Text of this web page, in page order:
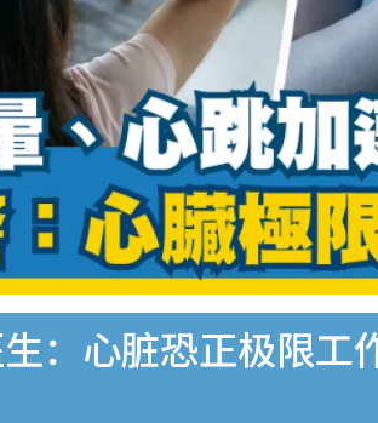
：心脏恐正极限